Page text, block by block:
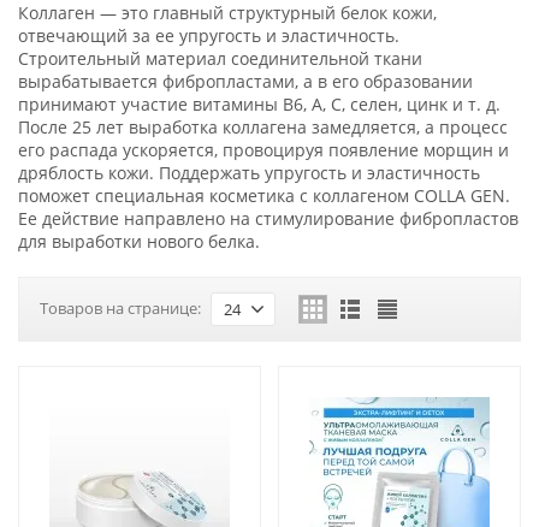
Коллаген — это главный структурный белок кожи,
отвечающий за ее упругость и эластичность.
Строительный материал соединительной ткани
вырабатывается фибропластами, а в его образовании
принимают участие витамины B6, A, C, селен, цинк и т. д.
После 25 лет выработка коллагена замедляется, а процесс
его распада ускоряется, провоцируя появление морщин и
дряблость кожи. Поддержать упругость и эластичность
поможет специальная косметика с коллагеном COLLA GEN.
Ее действие направлено на стимулирование фибропластов
для выработки нового белка.
Товаров на странице: 24